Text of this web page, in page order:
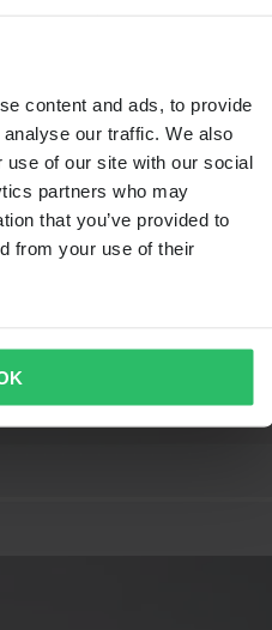
content and ads, to provide
our traffic. We also
of our site with our social
partners who may
that you’ve provided to
from your use of their